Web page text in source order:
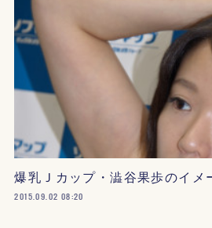
爆乳Ｊカップ・澁谷果歩のイメ
2015.09.02 08:20